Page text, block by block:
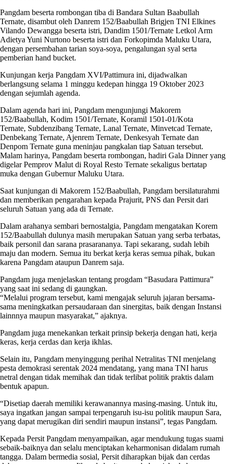
Pangdam beserta rombongan tiba di Bandara Sultan Baabullah
Ternate, disambut oleh Danrem 152/Baabullah Brigjen TNI Elkines
Vilando Dewangga beserta istri, Dandim 1501/Ternate Letkol Arm
Adietya Yuni Nurtono beserta istri dan Forkopimda Maluku Utara,
dengan persembahan tarian soya-soya, pengalungan syal serta
pemberian hand bucket.
Kunjungan kerja Pangdam XVI/Pattimura ini, dijadwalkan
berlangsung selama 1 minggu kedepan hingga 19 Oktober 2023
dengan sejumlah agenda.
Dalam agenda hari ini, Pangdam mengunjungi Makorem
152/Baabullah, Kodim 1501/Ternate, Koramil 1501-01/Kota
Ternate, Subdenzibang Ternate, Lanal Ternate, Minvetcad Ternate,
Denbekang Ternate, Ajenrem Ternate, Denkesyah Ternate dan
Denpom Ternate guna meninjau pangkalan tiap Satuan tersebut.
Malam harinya, Pangdam beserta rombongan, hadiri Gala Dinner yang
digelar Pemprov Malut di Royal Resto Ternate sekaligus bertatap
muka dengan Gubernur Maluku Utara.
Saat kunjungan di Makorem 152/Baabullah, Pangdam bersilaturahmi
dan memberikan pengarahan kepada Prajurit, PNS dan Persit dari
seluruh Satuan yang ada di Ternate.
Dalam arahanya sembari bernostalgia, Pangdam mengatakan Korem
152/Baabullah dulunya masih merupakan Satuan yang serba terbatas,
baik personil dan sarana prasarananya. Tapi sekarang, sudah lebih
maju dan modern. Semua itu berkat kerja keras semua pihak, bukan
karena Pangdam ataupun Danrem saja.
Pangdam juga menjelaskan tentang progdam “Basudara Pattimura”
yang saat ini sedang di gaungkan.
“Melalui program tersebut, kami mengajak seluruh jajaran bersama-
sama meningkatkan persaudaraan dan sinergitas, baik dengan Instansi
lainnnya maupun masyarakat,” ajaknya.
Pangdam juga menekankan terkait prinsip bekerja dengan hati, kerja
keras, kerja cerdas dan kerja ikhlas.
Selain itu, Pangdam menyinggung perihal Netralitas TNI menjelang
pesta demokrasi serentak 2024 mendatang, yang mana TNI harus
netral dengan tidak memihak dan tidak terlibat politik praktis dalam
bentuk apapun.
“Disetiap daerah memiliki kerawanannya masing-masing. Untuk itu,
saya ingatkan jangan sampai terpengaruh isu-isu politik maupun Sara,
yang dapat merugikan diri sendiri maupun instansi”, tegas Pangdam.
Kepada Persit Pangdam menyampaikan, agar mendukung tugas suami
sebaik-baiknya dan selalu menciptakan keharmonisan didalam rumah
tangga. Dalam bermedia sosial, Persit diharapkan bijak dan cerdas